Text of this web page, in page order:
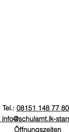
Tel.: 08151 148 77
info@schulamt.lk-
Öffnungszeiten